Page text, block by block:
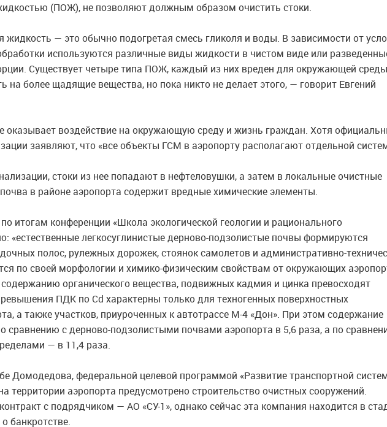
(ПОЖ), не позволяют должным образом очистить стоки.
жидкость — это обычно подогретая смесь гликоля и воды. В зависимости от
используются различные виды жидкости в чистом виде или
Существует четыре типа ПОЖ, каждый из них вреден для окружающей
более щадящие вещества, но пока никто не делает этого, — говорит Евгений
оказывает воздействие на окружающую среду и жизнь граждан. Хотя
заявляют, что «все объекты ГСМ в аэропорту располагают отдельной
стоки из нее попадают в нефтеловушки, а затем в локальные очистные
в районе аэропорта содержит вредные химические элементы.
итогам конференции «Школа экологической геологии и рационального
«естественные легкосуглинистые дерново-подзолистые почвы формируются
полос, рулежных дорожек, стоянок самолетов и административно-
по своей морфологии и химико-физическим свойствам от окружающих
органического вещества, подвижных кадмия и цинка превосходят
ПДК по Cd характерны только для техногенных поверхностных
а также участков, приуроченных к автотрассе М-4 «Дон». При этом содержание
сравнению с дерново-подзолистыми почвами аэропорта в 5,6 раза, а по
— в 11,4 раза.
Домодедова, федеральной целевой программой «Развитие транспортной
территории аэропорта предусмотрено строительство очистных сооружений.
с подрядчиком — АО «СУ-1», однако сейчас эта компания находится в
банкротстве.